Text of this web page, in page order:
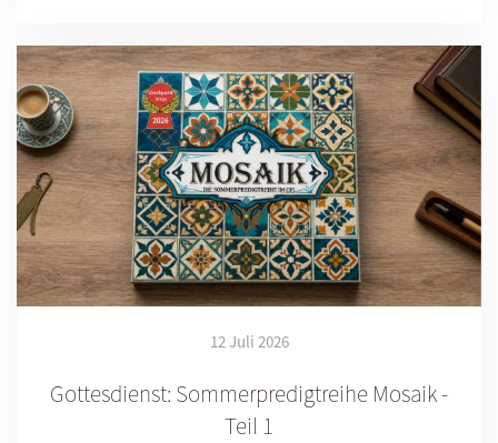
12 Juli 2026
Gottesdienst: Sommerpredigtreihe Mosaik -
Teil 1